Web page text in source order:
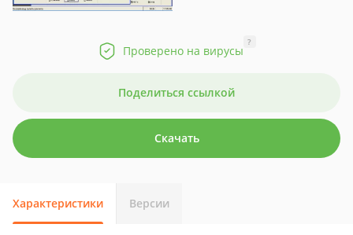
Проверено на вирусы
?
Поделиться ссылкой
Скачать
Характеристики Версии